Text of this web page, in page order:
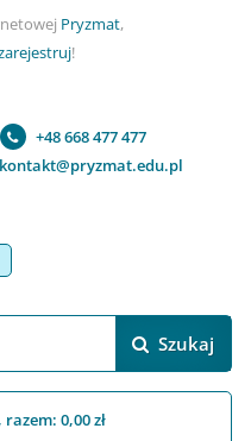
Pryzmat,
!
+48 668 477 477
kontakt@pryzmat.edu.pl
Szukaj
razem: 0,00 zł